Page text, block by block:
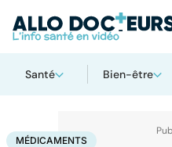
Santé Bien-être
AccueilSantéMédicaments
MÉDICAMENTS